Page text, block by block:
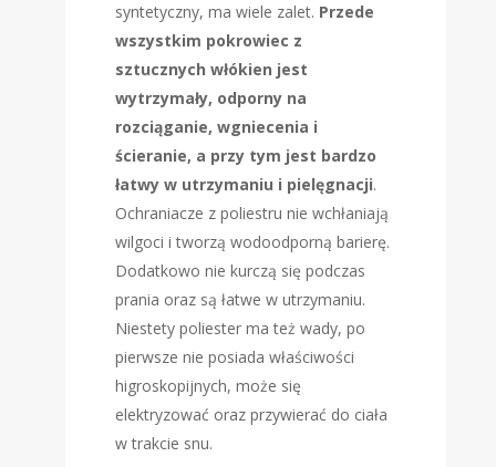
syntetyczny, ma wiele zalet. Przede
wszystkim pokrowiec z
sztucznych włókien jest
wytrzymały, odporny na
rozciąganie, wgniecenia i
ścieranie, a przy tym jest bardzo
łatwy w utrzymaniu i pielęgnacji.
Ochraniacze z poliestru nie wchłaniają
wilgoci i tworzą wodoodporną barierę.
Dodatkowo nie kurczą się podczas
prania oraz są łatwe w utrzymaniu.
Niestety poliester ma też wady, po
pierwsze nie posiada właściwości
higroskopijnych, może się
elektryzować oraz przywierać do ciała
w trakcie snu.